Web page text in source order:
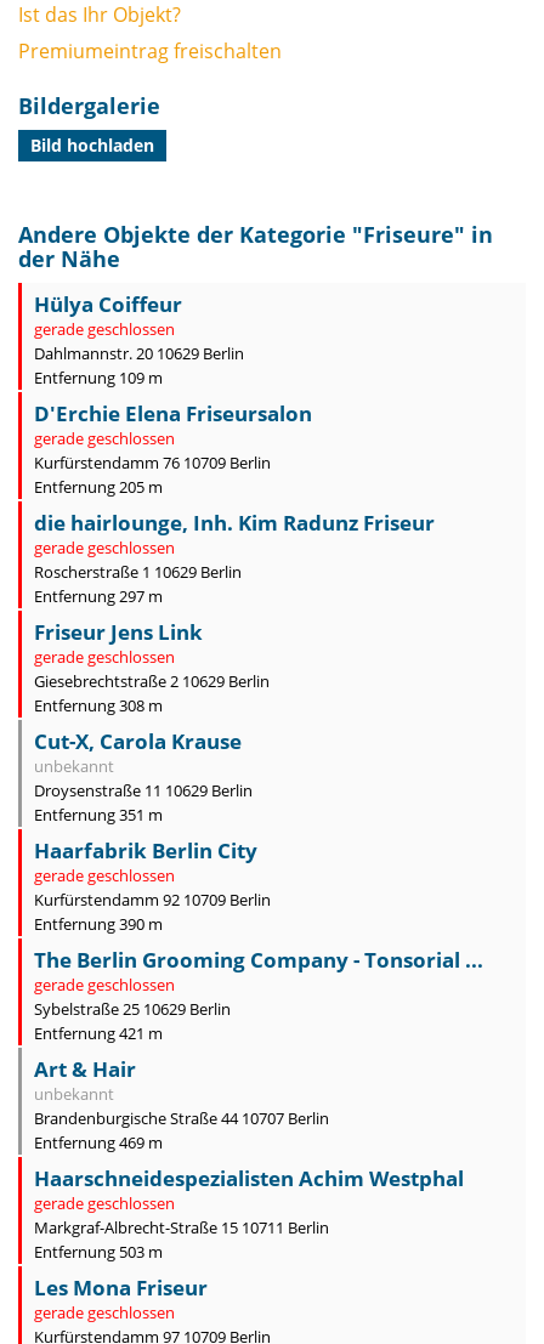
Ist das Ihr Objekt?
Premiumeintrag freischalten
Bildergalerie
Bild hochladen
Andere Objekte der Kategorie "Friseure" in
der Nähe
Hülya Coiffeur
gerade geschlossen
Dahlmannstr. 20 10629 Berlin
Entfernung 109 m
D'Erchie Elena Friseursalon
gerade geschlossen
Kurfürstendamm 76 10709 Berlin
Entfernung 205 m
die hairlounge, Inh. Kim Radunz Friseur
gerade geschlossen
Roscherstraße 1 10629 Berlin
Entfernung 297 m
Friseur Jens Link
gerade geschlossen
Giesebrechtstraße 2 10629 Berlin
Entfernung 308 m
Cut-X, Carola Krause
unbekannt
Droysenstraße 11 10629 Berlin
Entfernung 351 m
Haarfabrik Berlin City
gerade geschlossen
Kurfürstendamm 92 10709 Berlin
Entfernung 390 m
The Berlin Grooming Company - Tonsorial ...
gerade geschlossen
Sybelstraße 25 10629 Berlin
Entfernung 421 m
Art & Hair
unbekannt
Brandenburgische Straße 44 10707 Berlin
Entfernung 469 m
Haarschneidespezialisten Achim Westphal
gerade geschlossen
Markgraf-Albrecht-Straße 15 10711 Berlin
Entfernung 503 m
Les Mona Friseur
gerade geschlossen
Kurfürstendamm 97 10709 Berlin